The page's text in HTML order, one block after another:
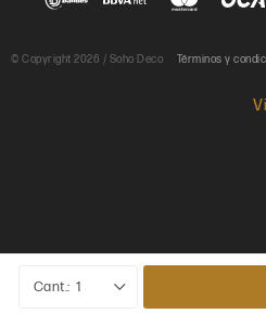
1
© Copyright 2026 / Soho Deco Términos y